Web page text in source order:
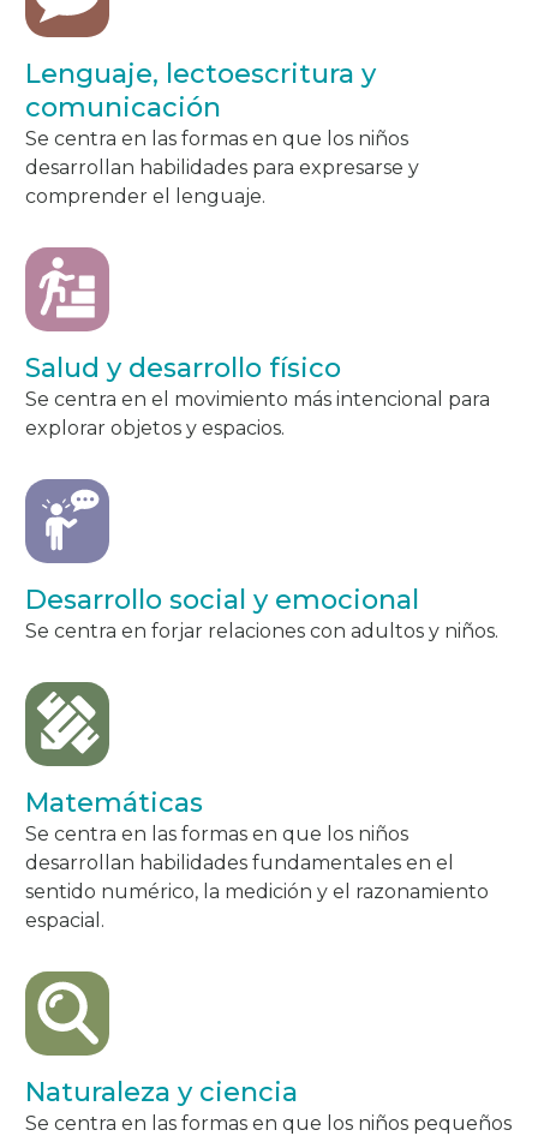
Lenguaje, lectoescritura y
comunicación
Se centra en las formas en que los niños
desarrollan habilidades para expresarse y
comprender el lenguaje.
Salud y desarrollo físico
Se centra en el movimiento más intencional para
explorar objetos y espacios.
Desarrollo social y emocional
Se centra en forjar relaciones con adultos y niños.
Matemáticas
Se centra en las formas en que los niños
desarrollan habilidades fundamentales en el
sentido numérico, la medición y el razonamiento
espacial.
Naturaleza y ciencia
Se centra en las formas en que los niños pequeños